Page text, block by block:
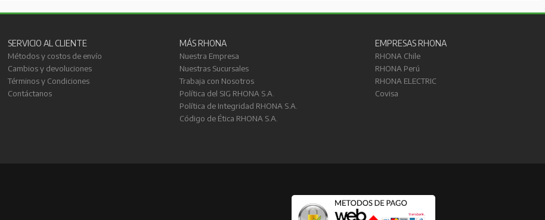
SERVICIO AL CLIENTE
Métodos y costos de envío
Cambios y devoluciones
Términos y Condiciones
Contáctanos
MÁS RHONA
Nuestra Empresa
Nuestras Sucursales
Trabaja con Nosotros
Política del SIG RHONA S.A.
Política de Integridad RHONA S.A.
Código de Ética RHONA S.A.
EMPRESAS RHONA
RHONA Chile
RHONA Perú
RHONA ELECTRIC
Covisa